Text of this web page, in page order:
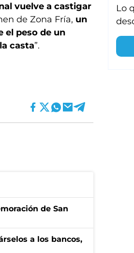
vuelve a castigar
de Zona Fría, un
el peso de un
casta”.
de San
a los bancos,
Lo